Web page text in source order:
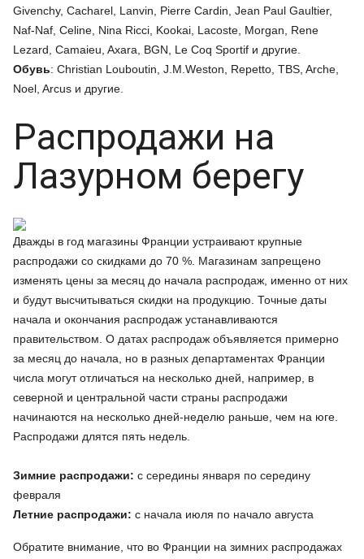
Givenchy, Cacharel, Lanvin, Pierre Cardin, Jean Paul Gaultier,
Naf-Naf, Celine, Nina Ricci, Kookai, Lacoste, Morgan, Rene
Lezard, Camaieu, Axara, BGN, Le Coq Sportif и другие.
Обувь: Christian Louboutin, J.M.Weston, Repetto, TBS, Arche,
Noel, Arcus и другие.
Распродажи на
Лазурном берегу
Дважды в год магазины Франции устраивают крупные
распродажи со скидками до 70 %. Магазинам запрещено
изменять цены за месяц до начала распродаж, именно от них
и будут высчитываться скидки на продукцию. Точные даты
начала и окончания распродаж устанавливаются
правительством. О датах распродаж объявляется примерно
за месяц до начала, но в разных департаментах Франции
числа могут отличаться на несколько дней, например, в
северной и центральной части страны распродажи
начинаются на несколько дней-неделю раньше, чем на юге.
Распродажи длятся пять недель.
Зимние распродажи: с середины января по середину
февраля
Летние распродажи: с начала июля по начало августа
Обратите внимание, что во Франции на зимних распродажах